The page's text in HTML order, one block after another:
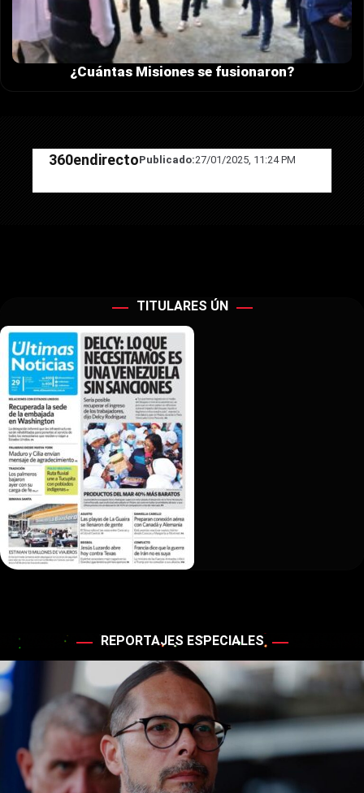
¿Cuántas Misiones se fusionaron?
360endirectoPublicado:27/01/2025, 11:24 PM
TITULARES ÚN
REPORTAJES ESPECIALES